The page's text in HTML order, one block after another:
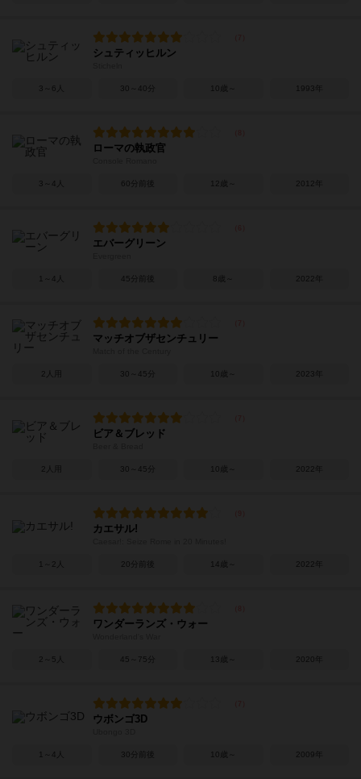
シュティッヒルン
3～6人 30～40分 10歳～ 1993年
ローマの執政官
3～4人 60分前後 12歳～ 2012年
エバーグリーン
1～4人 45分前後 8歳～ 2022年
マッチオブザセンチュリー
2人用 30～45分 10歳～ 2023年
ビア＆ブレッド
2人用 30～45分 10歳～ 2022年
カエサル!
1～2人 20分前後 14歳～ 2022年
ワンダーランズ・ウォー
2～5人 45～75分 13歳～ 2020年
ウボンゴ3D
1～4人 30分前後 10歳～ 2009年